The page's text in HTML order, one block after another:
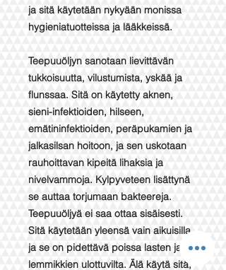
ja sitä käytetään nykyään monissa
hygieniatuotteissa ja lääkkeissä.
Teepuuöljyn sanotaan lievittävän
tukkoisuutta, vilustumista, yskää ja
flunssaa. Sitä on käytetty aknen,
sieni-infektioiden, hilseen,
emätininfektioiden, peräpukamien ja
jalkasilsan hoitoon, ja sen uskotaan
rauhoittavan kipeitä lihaksia ja
nivelvammoja. Kylpyveteen lisättynä
se auttaa torjumaan bakteereja.
Teepuuöljyä ei saa ottaa sisäisesti.
Sitä käytetään yleensä vain aikuisilla,
ja se on pidettävä poissa lasten ja
lemmikkien ulottuvilta. Älä käytä sitä,